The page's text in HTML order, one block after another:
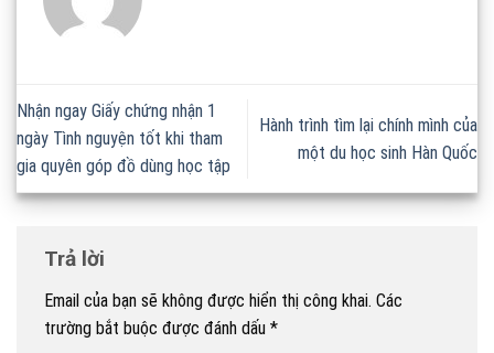
Nhận ngay Giấy chứng nhận 1
ngày Tình nguyện tốt khi tham
gia quyên góp đồ dùng học tập
Hành trình tìm lại chính mình của
một du học sinh Hàn Quốc
Trả lời
Email của bạn sẽ không được hiển thị công khai. Các
trường bắt buộc được đánh dấu *